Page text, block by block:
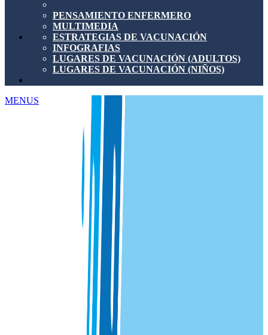
PENSAMIENTO ENFERMERO
MULTIMEDIA
ESTRATEGIAS DE VACUNACIÓN
INFOGRAFIAS
LUGARES DE VACUNACIÓN (ADULTOS)
LUGARES DE VACUNACIÓN (NIÑOS)
MENUS